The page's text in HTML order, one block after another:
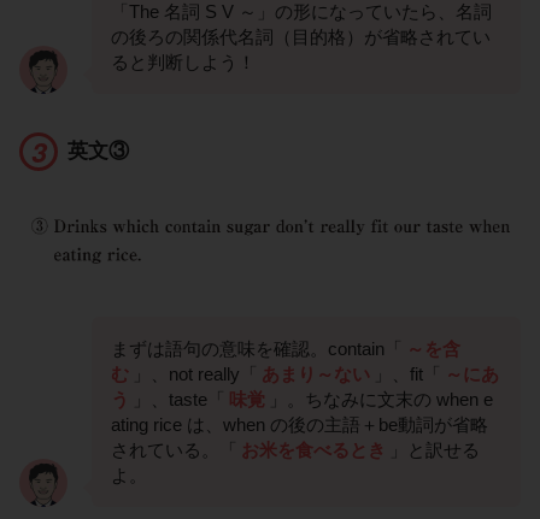
「The 名詞 S V ～」の形になっていたら、名詞
の後ろの関係代名詞（目的格）が省略されてい
ると判断しよう！
英文③
まずは語句の意味を確認。contain「
～を含
む
」、not really「 あまり～ない 」、fit「
～にあ
う
」、taste「 味覚
」。ちなみに文末の when e
ating rice は、when の後の主語＋be動詞が省略
されている。「 お米を食べるとき
」と訳せる
よ。